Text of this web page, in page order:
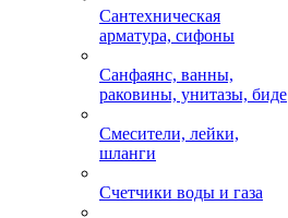
Сантехническая
арматура, сифоны
Санфаянс, ванны,
раковины, унитазы, биде
Смесители, лейки,
шланги
Счетчики воды и газа